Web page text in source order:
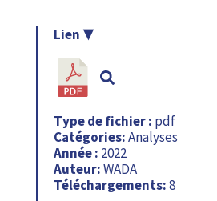
Type de fichier : pdf
Catégories:Analyses
Année : 2022
Auteur:WADA
Téléchargements:8